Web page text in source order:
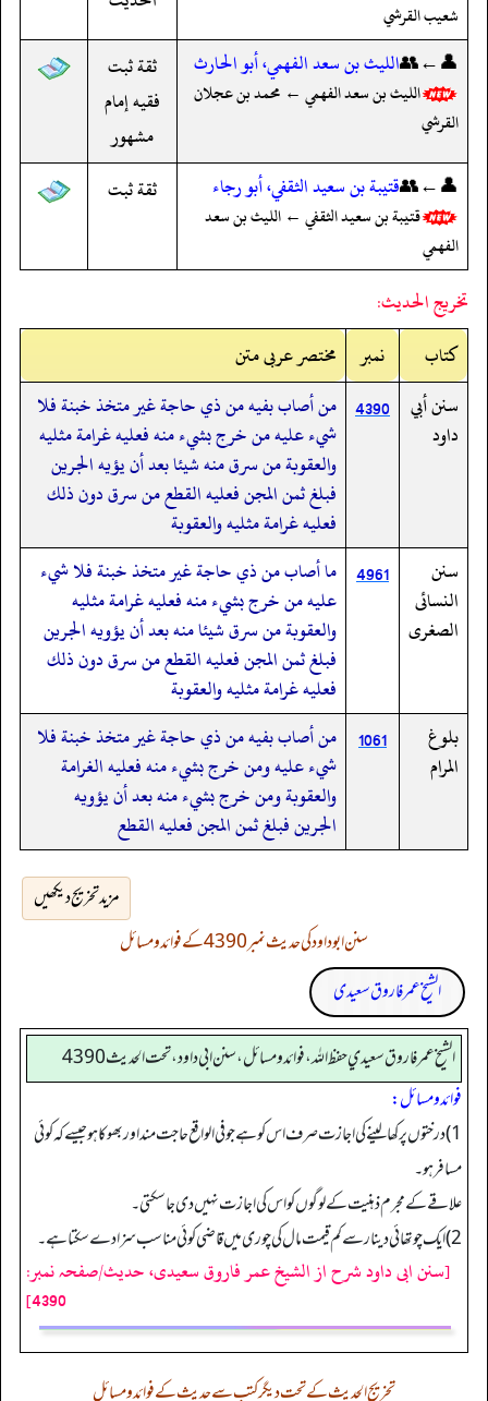
شعيب القرشي
👤←👥الليث بن سعد الفهمي، أبو الحارث
الليث بن سعد الفهمي ← محمد بن عجلان
القرشي
ثقة ثبت
فقيه إمام
مشهور
👤←👥قتيبة بن سعيد الثقفي، أبو رجاء
قتيبة بن سعيد الثقفي ← الليث بن سعد
الفهمي
ثقة ثبت
تخريج الحديث:
کتاب
نمبر
مختصر عربی متن
سنن أبي
داود
4390 من أصاب بفيه من ذي حاجة غير متخذ خبنة فلا
شيء عليه من خرج بشيء منه فعليه غرامة مثليه
والعقوبة من سرق منه شيئا بعد أن يؤيه الجرين
فبلغ ثمن المجن فعليه القطع من سرق دون ذلك
فعليه غرامة مثليه والعقوبة
سنن
النسائى
الصغرى
4961 ما أصاب من ذي حاجة غير متخذ خبنة فلا شيء
عليه من خرج بشيء منه فعليه غرامة مثليه
والعقوبة من سرق شيئا منه بعد أن يؤويه الجرين
فبلغ ثمن المجن فعليه القطع من سرق دون ذلك
فعليه غرامة مثليه والعقوبة
بلوغ
المرام
1061
من أصاب بفيه من ذي حاجة غير متخذ خبنة فلا
شيء عليه ومن خرج بشيء منه فعليه الغرامة
والعقوبة ومن خرج بشيء منه بعد أن يؤويه
الجرين فبلغ ثمن المجن فعليه القطع
مزید تخریج دیکھیں
سنن ابوداود کی حدیث نمبر 4390 کے فوائد و مسائل
الشیخ عمر فاروق سعیدی
الشيخ عمر فاروق سعيدي حفظ الله، فوائد و مسائل، سنن ابي داود ، تحت الحديث 4390
فوائد ومسائل:
1) درختوں پر کھا لینے کی اجازت صرف اس کو ہےجو فی الواقع حاجت مند اور بھوکا ہو جیسےکہ کوئی
مسافر ہو۔
علاقے کے مجرم ذہنیت کے لوگوں کو اس کی اجازت نہیں دی جا سکتی۔
2) ایک چوتھائی دینار سےکم قیمت مال کی چوری میں قاضی کوئی مناسب سزا دے سکتا ہے۔
[سنن ابی داود شرح از الشیخ عمر فاروق سعیدی، حدیث/صفحہ نمبر:
4390]
تخریج الحدیث کے تحت دیگر کتب سے حدیث کے فوائد و مسائل